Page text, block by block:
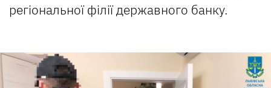
регіональної філії державного банку.